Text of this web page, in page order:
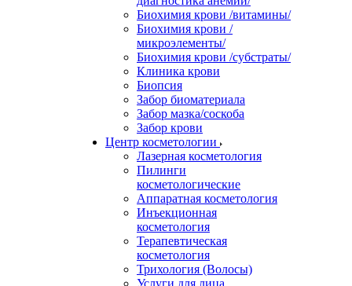
Биохимия крови /витамины/
Биохимия крови /
микроэлементы/
Биохимия крови /субстраты/
Клиника крови
Биопсия
Забор биоматериала
Забор мазка/соскоба
Забор крови
Центр косметологии
Лазерная косметология
Пилинги
косметологические
Аппаратная косметология
Инъекционная
косметология
Терапевтическая
косметология
Трихология (Волосы)
Услуги для лица